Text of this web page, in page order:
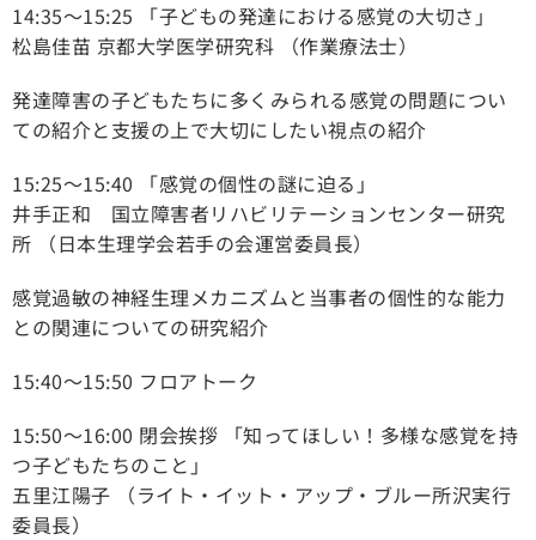
14:35～15:25 「子どもの発達における感覚の大切さ」
松島佳苗 京都大学医学研究科 （作業療法士）
発達障害の子どもたちに多くみられる感覚の問題につい
ての紹介と支援の上で大切にしたい視点の紹介
15:25～15:40 「感覚の個性の謎に迫る」
井手正和 国立障害者リハビリテーションセンター研究
所 （日本生理学会若手の会運営委員長）
感覚過敏の神経生理メカニズムと当事者の個性的な能力
との関連についての研究紹介
15:40～15:50 フロアトーク
15:50～16:00 閉会挨拶 「知ってほしい！多様な感覚を持
つ子どもたちのこと」
五里江陽子 （ライト・イット・アップ・ブルー所沢実行
委員長）